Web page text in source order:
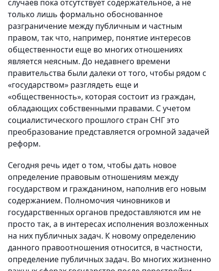
случаев пока отсутствует содержательное, а не
только лишь формально обоснованное
разграничение между публичным и частным
правом, так что, например, понятие интересов
общественности еще во многих отношениях
является неясным. До недавнего времени
правительства были далеки от того, чтобы рядом с
«государством» разглядеть еще и
«общественность», которая состоит из граждан,
обладающих собственными правами. С учетом
социалистического прошлого стран СНГ это
преобразование представляется огромной задачей
реформ.
Сегодня речь идет о том, чтобы дать новое
определение правовым отношениям между
государством и гражданином, наполнив его новым
содержанием. Полномочия чиновников и
государственных органов предоставляются им не
просто так, а в интересах исполнения возложенных
на них публичных задач. К новому определению
данного правоотношения относится, в частности,
определение публичных задач. Во многих жизненно